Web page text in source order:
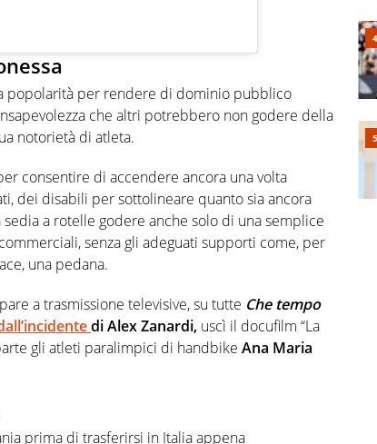
popolarità per rendere di dominio pubblico
che altri potrebbero non godere della
notorietà di atleta.
consentire di accendere ancora una volta
dei disabili per sottolineare quanto sia ancora
a rotelle godere anche solo di una semplice
senza gli adeguati supporti come, per
una pedana.
a trasmissione televisive, su tutte Che tempo
di Alex Zanardi, uscì il docufilm “La
gli atleti paralimpici di handbike Ana Maria
prima di trasferirsi in Italia appena